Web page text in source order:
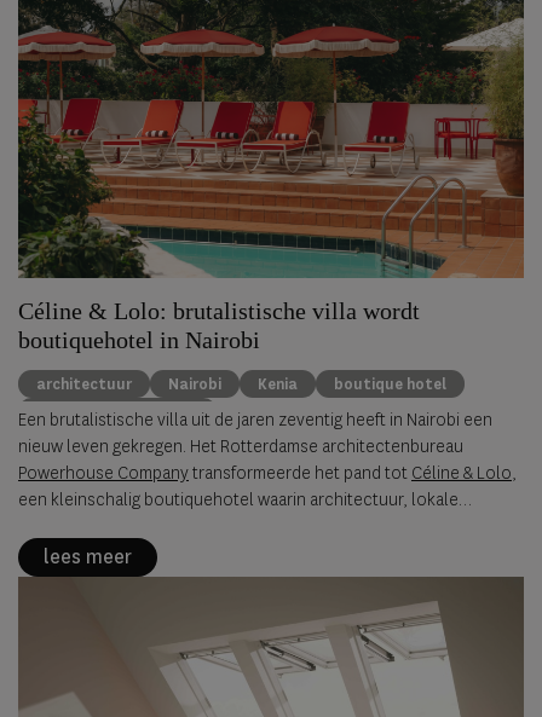
Céline & Lolo: brutalistische villa wordt
boutiquehotel in Nairobi
architectuur Nairobi Kenia
boutique hotel
Powerhouse Company
Een brutalistische villa uit de jaren zeventig heeft in Nairobi een
nieuw leven gekregen. Het Rotterdamse architectenbureau
Powerhouse Companytransformeerde het pand tot Céline & Lolo,
een kleinschalig boutiquehotel waarin architectuur, lokale
lees meer